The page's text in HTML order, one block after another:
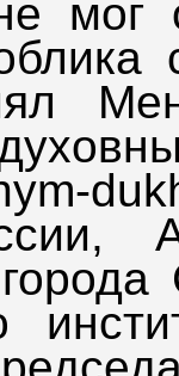
мог